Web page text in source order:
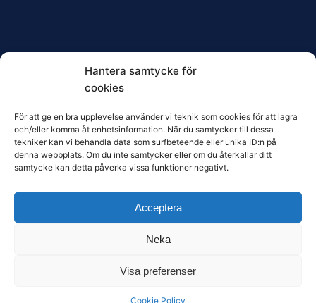
Hantera samtycke för
cookies
För att ge en bra upplevelse använder vi teknik som cookies för att lagra
och/eller komma åt enhetsinformation. När du samtycker till dessa
tekniker kan vi behandla data som surfbeteende eller unika ID:n på
denna webbplats. Om du inte samtycker eller om du återkallar ditt
samtycke kan detta påverka vissa funktioner negativt.
Acceptera
Neka
Visa preferenser
Cookie Policy
Prenumerera
Vill du få den senaste HR-forskningen direkt i din
inkorg? Prenumerera på nya inlägg här: